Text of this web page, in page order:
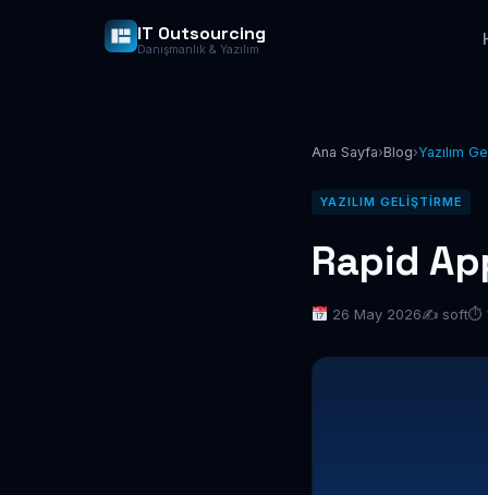
IT Outsourcing
Danışmanlık & Yazılım
Ana Sayfa›Blog›Yazılım
YAZILIM GELIŞTIRME
Rapid
26 May 2026✍️ soft⏱